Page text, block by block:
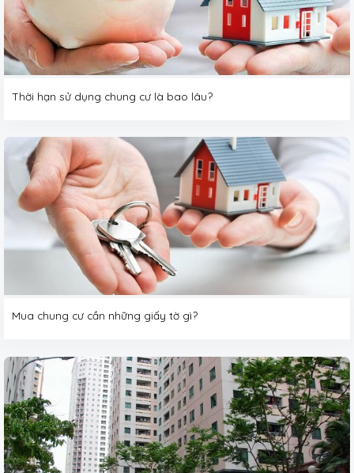
Thời hạn sử dụng chung cư là bao lâu?
Mua chung cư cần những giấy tờ gì?